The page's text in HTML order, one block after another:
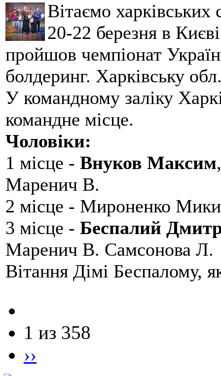
Вітаємо
20-22 березня в
пройшов чемпіонат
болдеринг. Харківську
У командному заліку
командне місце.
Чоловіки:
1 місце - Внуков Максим
Маренич В.
2 місце - Мироненко
3 місце - Беспалий
Маренич В. Самсонова Л.
Вітання Дімі Беспалому,
1 из 358
››